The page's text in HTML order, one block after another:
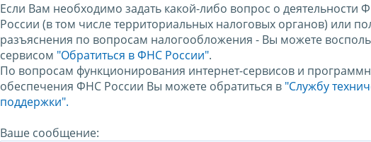
Если Вам необходимо задать какой-либо вопрос о деятельности
России (в том числе территориальных налоговых органов) или
разъяснения по вопросам налогообложения - Вы можете
сервисом "Обратиться в ФНС России".
По вопросам функционирования интернет-сервисов и
обеспечения ФНС России Вы можете обратиться в "Службу
поддержки".
Ваше сообщение: